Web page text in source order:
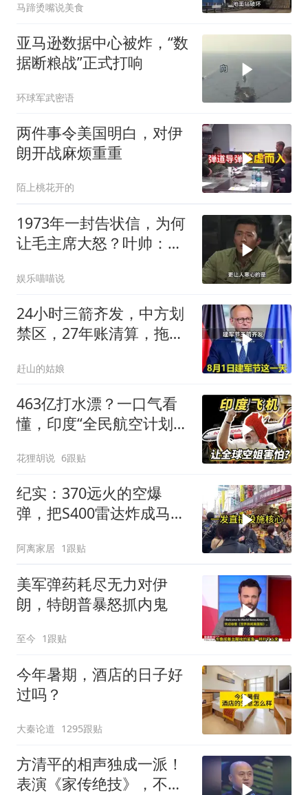
马蹄烫嘴说美食
亚马逊数据中心被炸，“数
据断粮战”正式打响
环球军武密语
两件事令美国明白，对伊
朗开战麻烦重重
陌上桃花开的
1973年一封告状信，为何
让毛主席大怒？叶帅：杀
娱乐喵喵说
24小时三箭齐发，中方划
禁区，27年账清算，拖船
赶山的姑娘
463亿打水漂？一口气看
懂，印度“全民航空计划”
花狸胡说 6跟贴
纪实：370远火的空爆
弹，把S400雷达炸成马蜂
了
阿离家居 1跟贴
美军弹药耗尽无力对伊
朗，特朗普暴怒抓内鬼
至今 1跟贴
今年暑期，酒店的日子好
过吗？
大秦论道 1295跟贴
方清平的相声独成一派！
表演《家传绝技》，不苟